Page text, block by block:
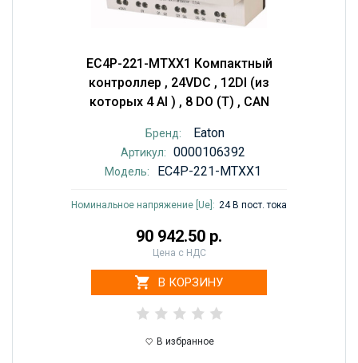
EC4P-221-MTXX1 Компактный
контроллер , 24VDC , 12DI (из
которых 4 AI ) , 8 DO (T) , CAN
Бренд: Eaton
Артикул: 0000106392
Модель: EC4P-221-MTXX1
Номинальное напряжение [Ue]: 24 В пост. тока
90 942.50 р.
Цена с НДС
В КОРЗИНУ
В избранное